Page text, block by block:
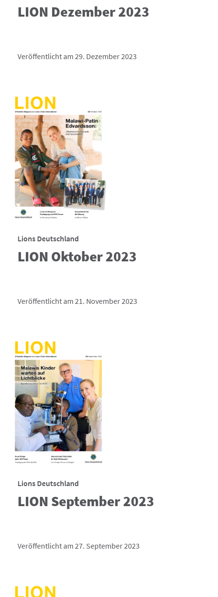
LION Dezember 2023
Veröffentlicht am 29. Dezember 2023
Lions Deutschland
LION Oktober 2023
Veröffentlicht am 21. November 2023
Lions Deutschland
LION September 2023
Veröffentlicht am 27. September 2023